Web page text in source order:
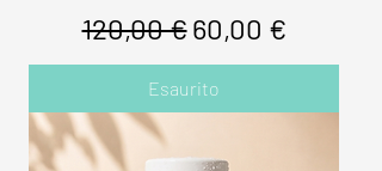
Prezzo regolare
120,00 €Prezzo scontato
60,00 €
Esaurito